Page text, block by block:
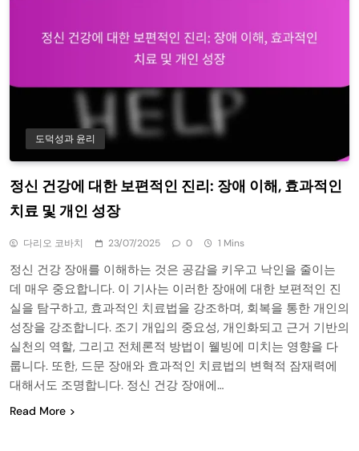
도덕성과 윤리
정신 건강에 대한 보편적인 진리: 장애 이해, 효과적인
치료 및 개인 성장
다리오 코바치 23/07/2025 0 1 Mins
정신 건강 장애를 이해하는 것은 공감을 키우고 낙인을 줄이는
데 매우 중요합니다. 이 기사는 이러한 장애에 대한 보편적인 진
실을 탐구하고, 효과적인 치료법을 강조하며, 회복을 통한 개인의
성장을 강조합니다. 조기 개입의 중요성, 개인화되고 근거 기반의
실천의 역할, 그리고 전체론적 방법이 웰빙에 미치는 영향을 다
룹니다. 또한, 드문 장애와 효과적인 치료법의 변혁적 잠재력에
대해서도 조명합니다. 정신 건강 장애에…
Read More